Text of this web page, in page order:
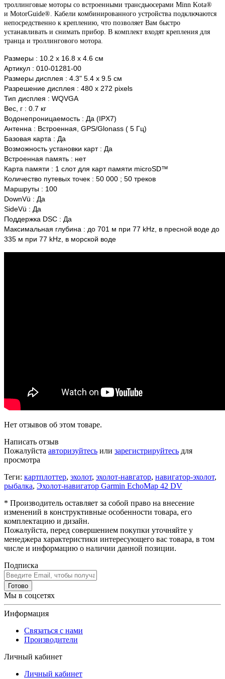
троллинговые моторы со встроенными трансдьюсерами Minn Kota®
и MotorGuide®. Кабели комбинированного устройства подключаются
непосредственно к креплению, что позволяет Вам быстро
устанавливать и снимать прибор. В комплект входят крепления для
транца и троллингового мотора.
Размеры : 10.2 x 16.8 x 4.6 см
Артикул : 010-01281-00
Размеры дисплея : 4.3" 5.4 x 9.5 см
Разрешение дисплея : 480 x 272 pixels
Тип дисплея : WQVGA
Вес, г : 0.7 кг
Водонепроницаемость : Да (IPX7)
Антенна : Встроенная, GPS/Glonass ( 5 Гц)
Базовая карта : Да
Возможность установки карт : Да
Встроенная память : нет
Карта памяти : 1 слот для карт памяти microSD™
Количество путевых точек : 50 000 ; 50 треков
Маршруты : 100
DownVü : Да
SideVü : Да
Поддержка DSC : Да
Максимальная глубина : до 701 м при 77 kHz, в пресной воде до
335 м при 77 kHz, в морской воде
Нет отзывов об этом товаре.
Написать отзыв
Пожалуйста авторизуйтесь или зарегистрируйтесь для
просмотра
Теги: картплоттер, эхолот, эхолот-навгатор, навигатор-эхолот,
рыбалка, Эхолот-навигатор Garmin EchoMap 42 DV
* Производитель оставляет за собой право на внесение
изменений в конструктивные особенности товара, его
комплектацию и дизайн.
Пожалуйста, перед совершением покупки уточняйте у
менеджера характеристики интересующего вас товара, в том
числе и информацию о наличии данной позиции.
Подписка
Готово
Мы в соцсетях
Информация
Связаться с нами
Производители
Личный кабинет
Личный кабинет